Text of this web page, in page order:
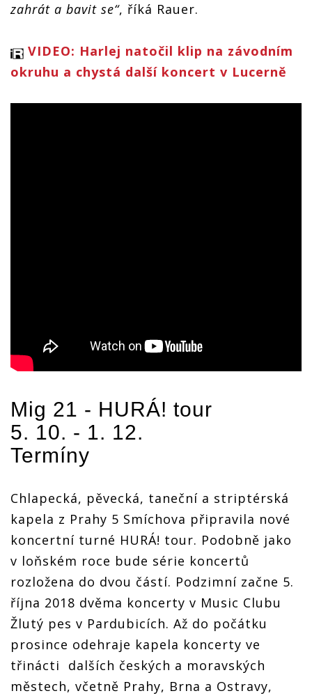
zahrát a bavit se“, říká Rauer.
VIDEO: Harlej natočil klip na závodním
okruhu a chystá další koncert v Lucerně
Mig 21 - HURÁ! tour
5. 10. - 1. 12.
Termíny
Chlapecká, pěvecká, taneční a striptérská
kapela z Prahy 5 Smíchova připravila nové
koncertní turné HURÁ! tour. Podobně jako
v loňském roce bude série koncertů
rozložena do dvou částí. Podzimní začne 5.
října 2018 dvěma koncerty v Music Clubu
Žlutý pes v Pardubicích. Až do počátku
prosince odehraje kapela koncerty ve
třinácti dalších českých a moravských
městech, včetně Prahy, Brna a Ostravy,